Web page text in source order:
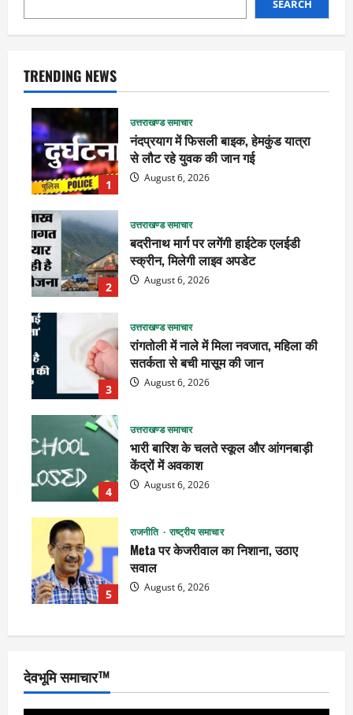
SEARCH
TRENDING NEWS
1
उत्तराखण्ड समाचार
नंदप्रयाग में फिसली बाइक, हेमकुंड यात्रा
से लौट रहे युवक की जान गई
August 6, 2026
2
उत्तराखण्ड समाचार
बदरीनाथ मार्ग पर लगेंगी हाईटेक एलईडी
स्क्रीन, मिलेगी लाइव अपडेट
August 6, 2026
3
उत्तराखण्ड समाचार
रांगतोली में नाले में मिला नवजात, महिला की
सतर्कता से बची मासूम की जान
August 6, 2026
4
उत्तराखण्ड समाचार
भारी बारिश के चलते स्कूल और आंगनबाड़ी
केंद्रों में अवकाश
August 6, 2026
5
राजनीति राष्ट्रीय समाचार
Meta पर केजरीवाल का निशाना, उठाए
सवाल
August 6, 2026
देवभूमि समाचार™